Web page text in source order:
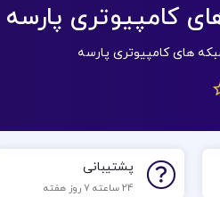
پشتیبانی
24 ساعته 7 روز هفته